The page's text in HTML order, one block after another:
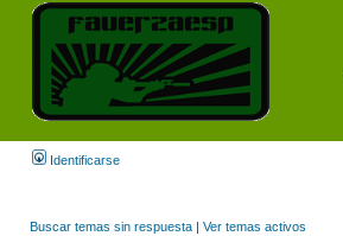
Identificarse
Buscar temas sin respuesta | Ver temas activos